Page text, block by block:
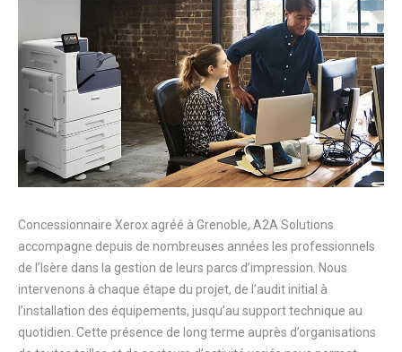
Concessionnaire Xerox agréé à Grenoble, A2A Solutions
accompagne depuis de nombreuses années les professionnels
de l’Isère dans la gestion de leurs parcs d’impression. Nous
intervenons à chaque étape du projet, de l’audit initial à
l’installation des équipements, jusqu’au support technique au
quotidien. Cette présence de long terme auprès d’organisations